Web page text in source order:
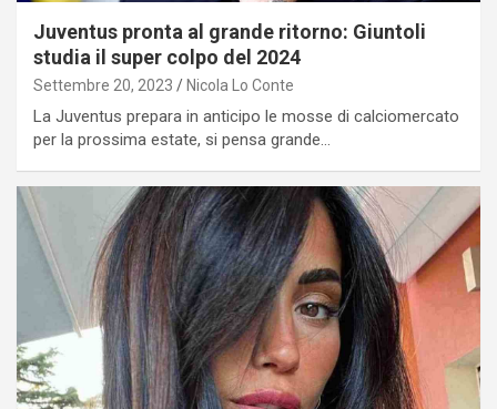
Juventus pronta al grande ritorno: Giuntoli
studia il super colpo del 2024
Settembre 20, 2023 Nicola Lo Conte
La Juventus prepara in anticipo le mosse di calciomercato
per la prossima estate, si pensa grande…